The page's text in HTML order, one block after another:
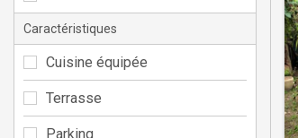
Caractéristiques
Cuisine équipée
Terrasse
Parking